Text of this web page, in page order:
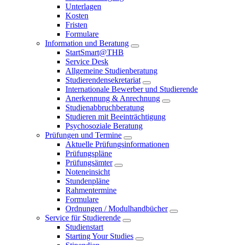
Unterlagen
Kosten
Fristen
Formulare
Information und Beratung
StartSmart@THB
Service Desk
Allgemeine Studienberatung
Studierendensekretariat
Internationale Bewerber und Studierende
Anerkennung & Anrechnung
Studienabbruchberatung
Studieren mit Beeinträchtigung
Psychosoziale Beratung
Prüfungen und Termine
Aktuelle Prüfungsinformationen
Prüfungspläne
Prüfungsämter
Noteneinsicht
Stundenpläne
Rahmentermine
Formulare
Ordnungen / Modulhandbücher
Service für Studierende
Studienstart
Starting Your Studies